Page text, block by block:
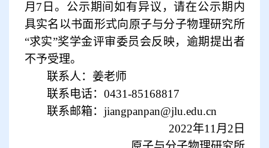
月 7 日。公示期间如有异议，请在公示期内
具实名以书面形式向原子与分子物理研究所
“求实”奖学金评审委员会反映， 逾期提出者
不予受理。
联系人： 姜老师
联系电话： 0431-85168817
联系邮箱： jiangpanpan@jlu.edu.cn
2022年11月2日